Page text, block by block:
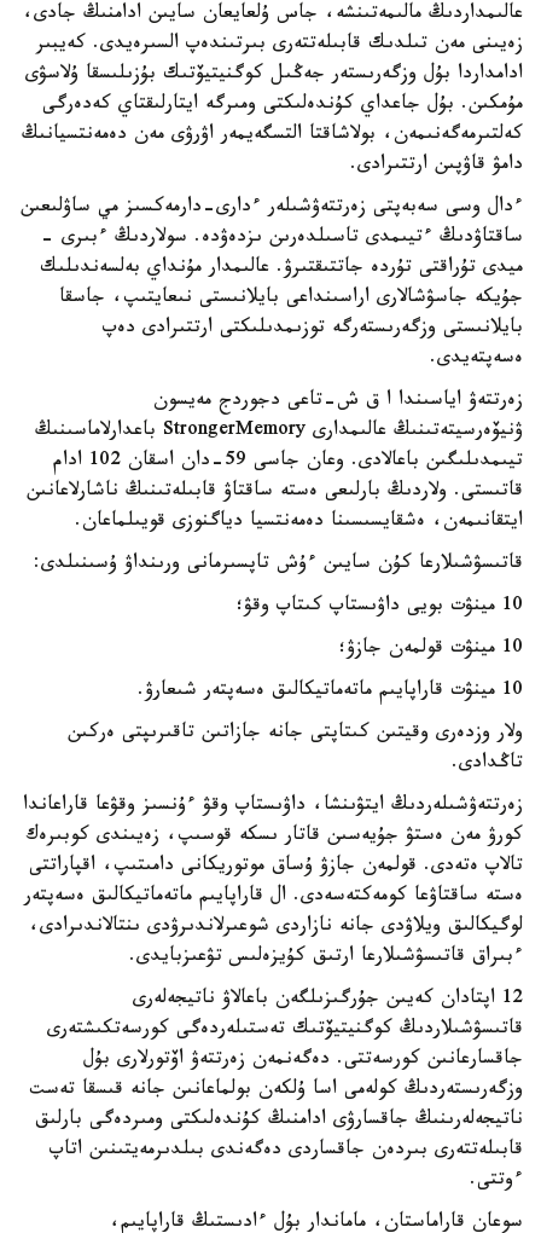
عالىمداردىڭ مالىمەتىنشە، جاس ۇلعايعان سايىن ادامنىڭ جادى،
زەيىنى مەن تىلدىك قابىلەتتەرى بىرتىندەپ السىرەيدى. كەيبىر
ادامداردا بۇل وزگەرىستەر جەڭىل كوگنيتيۆتىك بۇزىلىسقا ۇلاسۋى
مۇمكىن. بۇل جاعداي كۇندەلىكتى ومىرگە ايتارلىقتاي كەدەرگى
كەلتىرمەگەنىمەن، بولاشاقتا التسگەيمەر اۋرۋى مەن دەمەنتسيانىڭ
دامۋ قاۋپىن ارتتىرادى.
ءدال وسى سەبەپتى زەرتتەۋشىلەر ءدارى-دارمەكسىز مي ساۋلىعىن
ساقتاۋدىڭ ءتيىمدى تاسىلدەرىن ىزدەۋدە. سولاردىڭ ءبىرى -
ميدى تۇراقتى تۇردە جاتتىقتىرۋ. عالىمدار مۇنداي بەلسەندىلىك
جۇيكە جاسۋشالارى اراسىنداعى بايلانىستى نىعايتىپ، جاسقا
بايلانىستى وزگەرىستەرگە توزىمدىلىكتى ارتتىرادى دەپ
ەسەپتەيدى.
زەرتتەۋ اياسىندا ا ق ش-تاعى دجوردج مەيسون
ۋنيۆەرسيتەتىنىڭ عالىمدارى StrongerMemory باعدارلاماسىنىڭ
تيىمدىلىگىن باعالادى. وعان جاسى 59-دان اسقان 102 ادام
قاتىستى. ولاردىڭ بارلىعى ەستە ساقتاۋ قابىلەتىنىڭ ناشارلاعانىن
ايتقانىمەن، ەشقايسىسىنا دەمەنتسيا دياگنوزى قويىلماعان.
قاتىسۋشىلارعا كۇن سايىن ءۇش تاپسىرمانى ورىنداۋ ۇسىنىلدى:
10 مينۋت بويى داۋىستاپ كىتاپ وقۋ؛
10 مينۋت قولمەن جازۋ؛
10 مينۋت قاراپايىم ماتەماتيكالىق ەسەپتەر شىعارۋ.
ولار وزدەرى وقيتىن كىتاپتى جانە جازاتىن تاقىرىپتى ەركىن
تاڭدادى.
زەرتتەۋشىلەردىڭ ايتۋىنشا، داۋىستاپ وقۋ ءۇنسىز وقۋعا قاراعاندا
كورۋ مەن ەستۋ جۇيەسىن قاتار ىسكە قوسىپ، زەيىندى كوبىرەك
تالاپ ەتەدى. قولمەن جازۋ ۇساق موتوريكانى دامىتىپ، اقپاراتتى
ەستە ساقتاۋعا كومەكتەسەدى. ال قاراپايىم ماتەماتيكالىق ەسەپتەر
لوگيكالىق ويلاۋدى جانە نازاردى شوعىرلاندىرۋدى ىنتالاندىرادى،
ءبىراق قاتىسۋشىلارعا ارتىق كۇيزەلىس تۋعىزبايدى.
12 اپتادان كەيىن جۇرگىزىلگەن باعالاۋ ناتيجەلەرى
قاتىسۋشىلاردىڭ كوگنيتيۆتىك تەستىلەردەگى كورسەتكىشتەرى
جاقسارعانىن كورسەتتى. دەگەنمەن زەرتتەۋ اۆتورلارى بۇل
وزگەرىستەردىڭ كولەمى اسا ۇلكەن بولماعانىن جانە قىسقا تەست
ناتيجەلەرىنىڭ جاقسارۋى ادامنىڭ كۇندەلىكتى ومىردەگى بارلىق
قابىلەتتەرى بىردەن جاقساردى دەگەندى بىلدىرمەيتىنىن اتاپ
ءوتتى.
سوعان قاراماستان، ماماندار بۇل ءادىستىڭ قاراپايىم،